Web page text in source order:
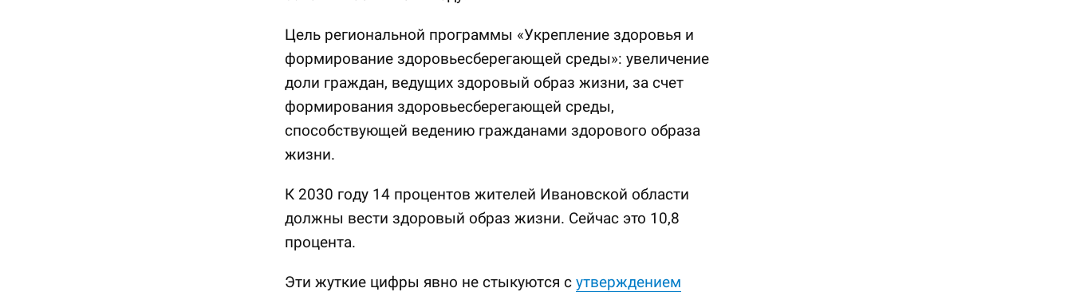
Цель региональной программы «Укрепление здоровья и
формирование здоровьесберегающей среды»: увеличение
доли граждан, ведущих здоровый образ жизни, за счет
формирования здоровьесберегающей среды,
способствующей ведению гражданами здорового образа
жизни.
К 2030 году 14 процентов жителей Ивановской области
должны вести здоровый образ жизни. Сейчас это 10,8
процента.
Эти жуткие цифры явно не стыкуются с утверждением